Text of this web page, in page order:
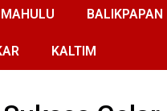
MAHULU BALIKPAPAN
KALTIM